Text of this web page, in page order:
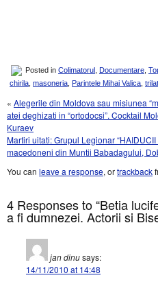
Posted in Colimatorul Documentare
chirila masoneria Parintele Mihai Valica
« Alegerile din Moldova sau misiunea
atei deghizati in “ortodocsi”. Cocktail
Kuraev
Martiri uitati: Grupul Legionar
macedoneni din Muntii Babadagului,
You can leave a response, ortrackback
4 Responses to “Betia
a fi dumnezei. Actorii si
jan dinusays:
14/11/2010 at 14:48